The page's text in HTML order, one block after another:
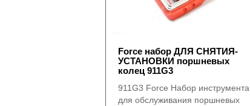
Force набор ДЛЯ СНЯТИЯ-
УСТАНОВКИ поршневых
колец 911G3
911G3 Force Набор инструмента
для обслуживания поршневых